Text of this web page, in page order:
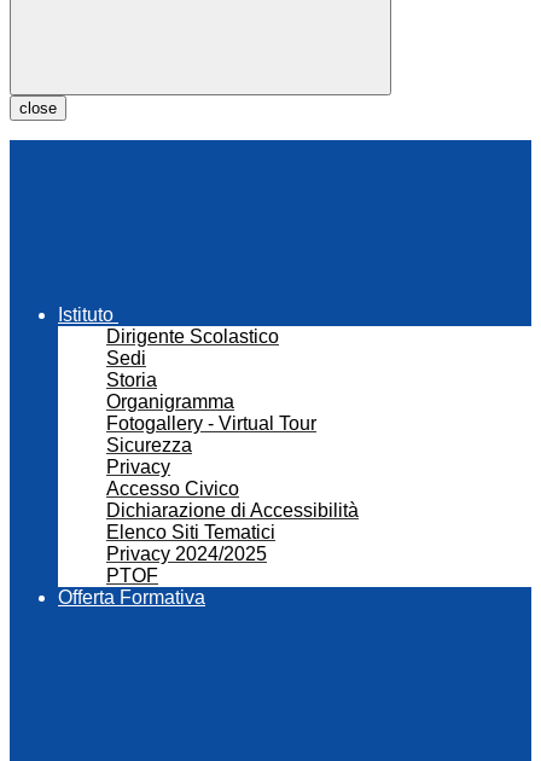
close
Istituto
Dirigente Scolastico
Sedi
Storia
Organigramma
Fotogallery - Virtual Tour
Sicurezza
Privacy
Accesso Civico
Dichiarazione di Accessibilità
Elenco Siti Tematici
Privacy 2024/2025
PTOF
Offerta Formativa